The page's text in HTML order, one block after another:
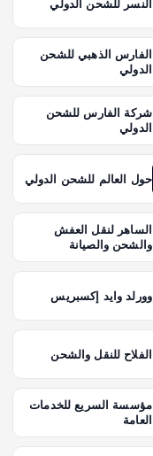
النسر للشحن الدولي
الفارس الذهبي للشحن
الدولي
شركة الفارس للشحن
الدولي
حول العالم للشحن الدولي
الساهر لنقل العفش
والشحن والصيانة
وورلد وايد إكسبريس
الفلاح للنقل والشحن
مؤسسة السريع للخدمات
العامة